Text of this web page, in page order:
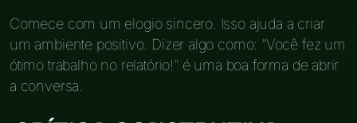
Comece com um elogio sincero. Isso ajuda a criar
um ambiente positivo. Dizer algo como: “Você fez um
ótimo trabalho no relatório!” é uma boa forma de abrir
a conversa.